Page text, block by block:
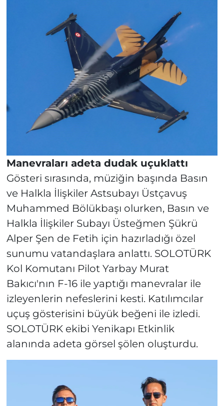
Manevraları adeta dudak uçuklattı
Gösteri sırasında, müziğin başında Basın
ve Halkla İlişkiler Astsubayı Üstçavuş
Muhammed Bölükbaşı olurken, Basın ve
Halkla İlişkiler Subayı Üsteğmen Şükrü
Alper Şen de Fetih için hazırladığı özel
sunumu vatandaşlara anlattı. SOLOTÜRK
Kol Komutanı Pilot Yarbay Murat
Bakıcı'nın F-16 ile yaptığı manevralar ile
izleyenlerin nefeslerini kesti. Katılımcılar
uçuş gösterisini büyük beğeni ile izledi.
SOLOTÜRK ekibi Yenikapı Etkinlik
alanında adeta görsel şölen oluşturdu.